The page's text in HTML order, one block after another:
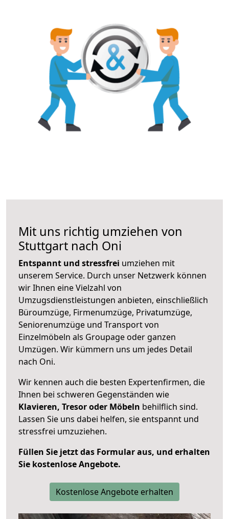
Mit uns richtig umziehen von
Stuttgart nach Oni
Entspannt und stressfrei umziehen mit
unserem Service. Durch unser Netzwerk können
wir Ihnen eine Vielzahl von
Umzugsdienstleistungen anbieten, einschließlich
Büroumzüge, Firmenumzüge, Privatumzüge,
Seniorenumzüge und Transport von
Einzelmöbeln als Groupage oder ganzen
Umzügen. Wir kümmern uns um jedes Detail
nach Oni.
Wir kennen auch die besten Expertenfirmen, die
Ihnen bei schweren Gegenständen wie
Klavieren, Tresor oder Möbeln behilflich sind.
Lassen Sie uns dabei helfen, sie entspannt und
stressfrei umzuziehen.
Füllen Sie jetzt das Formular aus, und erhalten
Sie kostenlose Angebote.
Kostenlose Angebote erhalten